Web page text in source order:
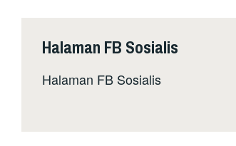
Halaman FB Sosialis
Halaman FB Sosialis